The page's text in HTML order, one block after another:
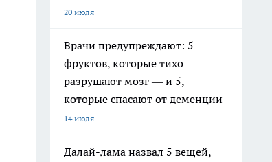
20 июля
Врачи предупреждают: 5
фруктов, которые тихо
разрушают мозг — и 5,
которые спасают от деменции
14 июля
Далай-лама назвал 5 вещей,